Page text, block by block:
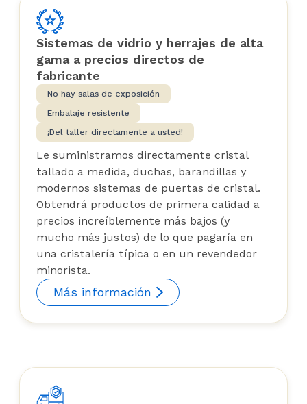
las arreglaron para conseguirlo a
pesar de que el mundo estaba en
Acabo de hacer otro pedido para
un proyecto diferente y no se me
ocurriría comprar a nadie más...
esta es una pequeña gran
empresa canadiense.
Sistemas de vidrio y herrajes de alta
gama a precios directos de
fabricante
No hay salas de exposición
Embalaje resistente
¡Del taller directamente a usted!
Le suministramos directamente cristal
tallado a medida, duchas, barandillas y
modernos sistemas de puertas de cristal.
Obtendrá productos de primera calidad a
precios increíblemente más bajos (y
mucho más justos) de lo que pagaría en
una cristalería típica o en un revendedor
minorista.
Más información